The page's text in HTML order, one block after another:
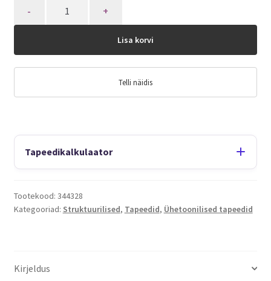
Lisa korvi
Telli näidis
Tapeedikalkulaator
Tootekood: 344328
Kategooriad: Struktuurilised, Tapeedid, Ühetoonilised tapeedid
Kirjeldus